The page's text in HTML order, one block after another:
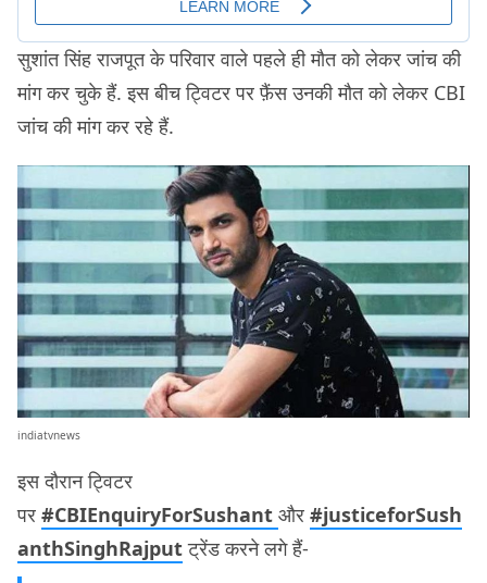
सुशांत सिंह राजपूत के परिवार वाले पहले ही मौत को लेकर जांच की
मांग कर चुके हैं. इस बीच ट्विटर पर फ़ैंस उनकी मौत को लेकर CBI
जांच की मांग कर रहे हैं.
indiatvnews
इस दौरान ट्विटर
पर #CBIEnquiryForSushant और #justiceforSush
anthSinghRajputट्रेंड करने लगे हैं-